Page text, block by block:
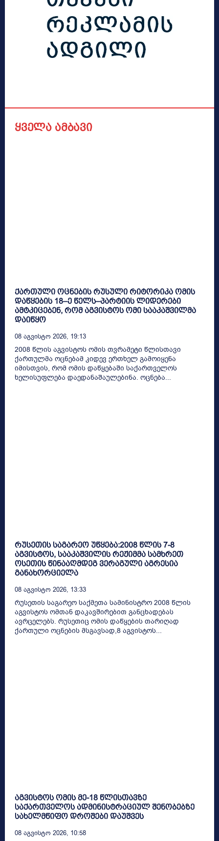
ყველა ამბავი
ქართული ოცნების რუსული რიტორიკა ომის
დაწყების 18–ე წელს–პარტიის ლიდერები
ამტკიცებენ, რომ აგვისტოს ომი სააკაშვილმა
დაიწყო
08 Აგვისტო 2026, 19:13
2008 წლის აგვისტოს ომის თვრამეტი წლისთავი
ქართულმა ოცნებამ კიდევ ერთხელ გამოიყენა
იმისთვის, რომ ომის დაწყებაში საქართველოს
ხელისუფლება დაედანაშაულებინა. ოცნება...
რუსეთის საგარეო უწყება:2008 წლის 7-8
აგვისტოს, სააკაშვილის რეჟიმმა სამხრეთ
ოსეთის წინააღმდეგ ვერაგული აგრესია
განახორციელა
08 Აგვისტო 2026, 13:33
რუსეთის საგარეო საქმეთა სამინისტრო 2008 წლის
აგვისტოს ომთან დაკავშირებით განცხადებას
ავრცელებს. რუსეთიც ომის დაწყების თარიღად
ქართული ოცნების მსგავსად,8 აგვისტოს...
აგვისტოს ომის მე-18 წლისთავზე
საქართველოს ადმინისტრაციულ შენობებზე
სახელმწიფო დროშები დაუშვეს
08 Აგვისტო 2026, 10:58